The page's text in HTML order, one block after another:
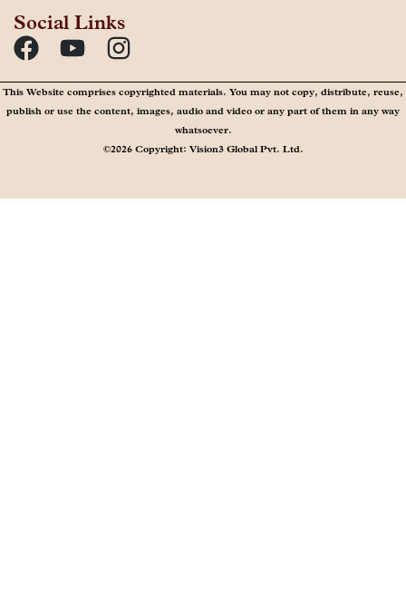
Social Links
This Website comprises copyrighted materials. You may not copy, distribute, reuse,
publish or use the content, images, audio and video or any part of them in any way
whatsoever.
©2026 Copyright: Vision3 Global Pvt. Ltd.